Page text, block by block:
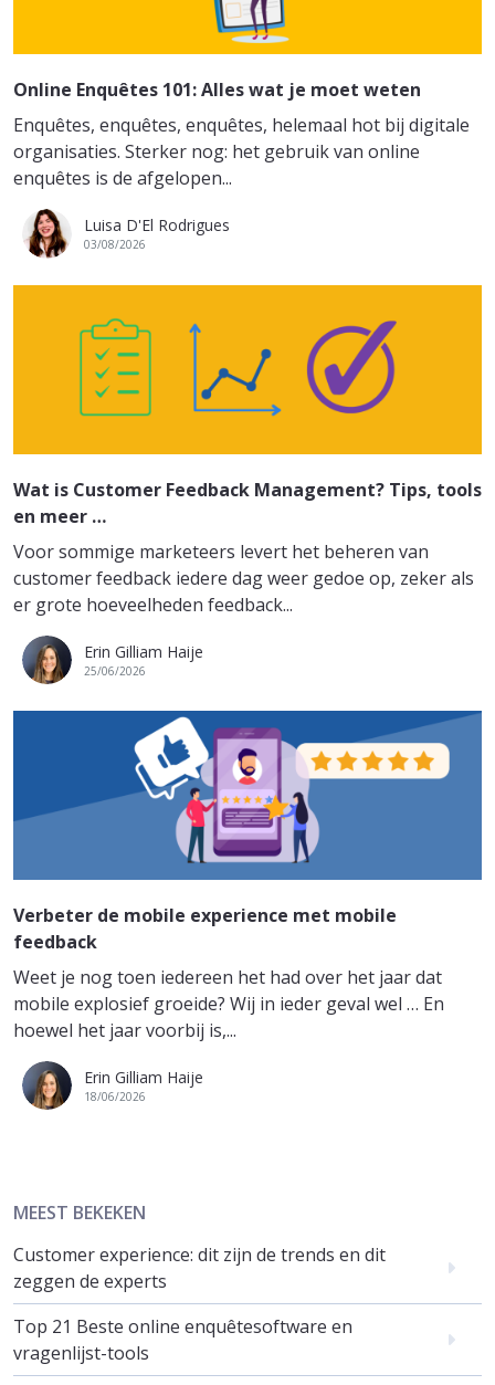
Online Enquêtes 101: Alles wat je moet weten
Enquêtes, enquêtes, enquêtes, helemaal hot bij digitale
organisaties. Sterker nog: het gebruik van online
enquêtes is de afgelopen...
Luisa D'El Rodrigues
03/08/2026
Wat is Customer Feedback Management? Tips, tools
en meer …
Voor sommige marketeers levert het beheren van
customer feedback iedere dag weer gedoe op, zeker als
er grote hoeveelheden feedback...
Erin Gilliam Haije
25/06/2026
Verbeter de mobile experience met mobile
feedback
Weet je nog toen iedereen het had over het jaar dat
mobile explosief groeide? Wij in ieder geval wel … En
hoewel het jaar voorbij is,...
Erin Gilliam Haije
18/06/2026
MEEST BEKEKEN
Customer experience: dit zijn de trends en dit
zeggen de experts
Top 21 Beste online enquêtesoftware en
vragenlijst-tools